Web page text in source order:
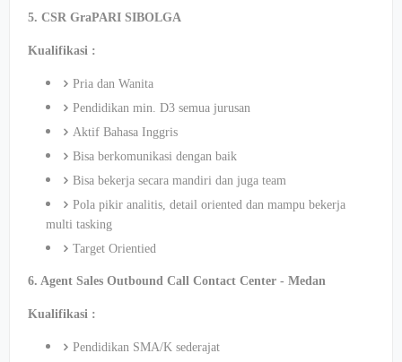
5. CSR GraPARI SIBOLGA
Kualifikasi :
Pria dan Wanita
Pendidikan min. D3 semua jurusan
Aktif Bahasa Inggris
Bisa berkomunikasi dengan baik
Bisa bekerja secara mandiri dan juga team
Pola pikir analitis, detail oriented dan mampu bekerja
multi tasking
Target Orientied
6. Agent Sales Outbound Call Contact Center - Medan
Kualifikasi :
Pendidikan SMA/K sederajat